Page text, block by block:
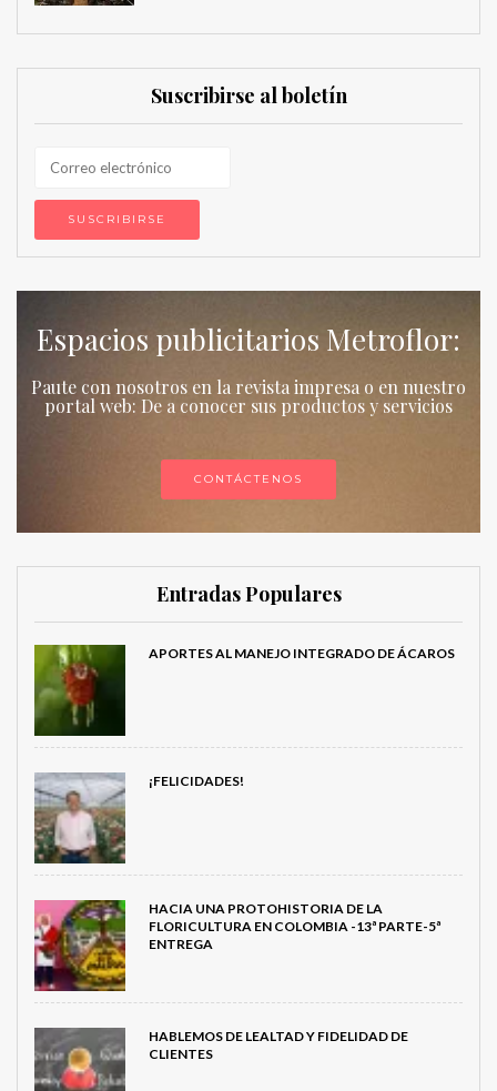
Suscribirse al boletín
Espacios publicitarios Metroflor:
Paute con nosotros en la revista impresa o en nuestro
portal web: De a conocer sus productos y servicios
CONTÁCTENOS
Entradas Populares
APORTES AL MANEJO INTEGRADO DE ÁCAROS
¡FELICIDADES!
HACIA UNA PROTOHISTORIA DE LA
FLORICULTURA EN COLOMBIA -13ª PARTE-5ª
ENTREGA
HABLEMOS DE LEALTAD Y FIDELIDAD DE
CLIENTES